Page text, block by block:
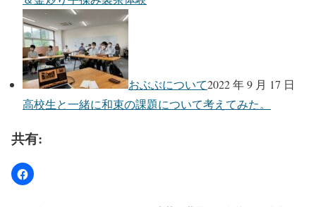
おぶぶについて2022 年 9 月 17 日
高校生と一緒に和束の課題について考えてみた。
共有: